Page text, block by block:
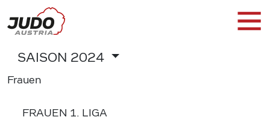
SAISON 2024
Frauen
FRAUEN 1. LIGA